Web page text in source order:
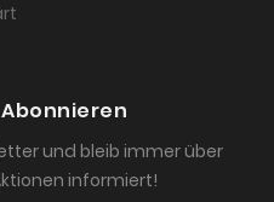
und bleib immer über
informiert!